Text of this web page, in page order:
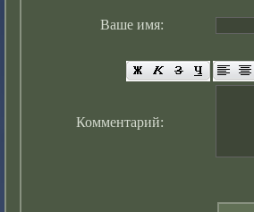
Ваше имя:
Комментарий: